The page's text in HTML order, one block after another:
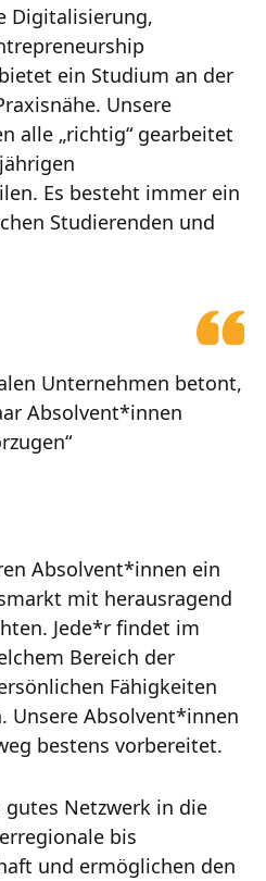
Digitalisierung,
ein Studium an der
Unsere
alle „richtig“ gearbeitet
Es besteht immer ein
Studierenden und
Unternehmen betont,
Absolvent*innen
Absolvent*innen ein
mit herausragend
Jede*r findet im
Bereich der
Fähigkeiten
Unsere Absolvent*innen
bestens vorbereitet.
Netzwerk in die
bis
und ermöglichen den